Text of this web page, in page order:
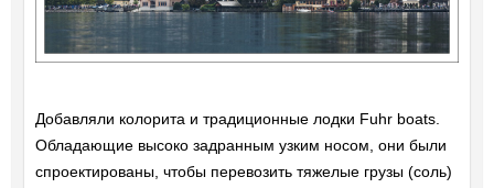
Добавляли колорита и традиционные лодки Fuhr boats.
Обладающие высоко задранным узким носом, они были
спроектированы, чтобы перевозить тяжелые грузы (соль)